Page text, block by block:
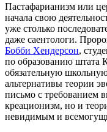
Пастафарианизм или
начала свою
уже столько
даже саентологи.
Бобби Хендерсон,
по образованию штата
обязательную
альтернативы теории
письмо с требованием
креационизм, но и
невидимым и